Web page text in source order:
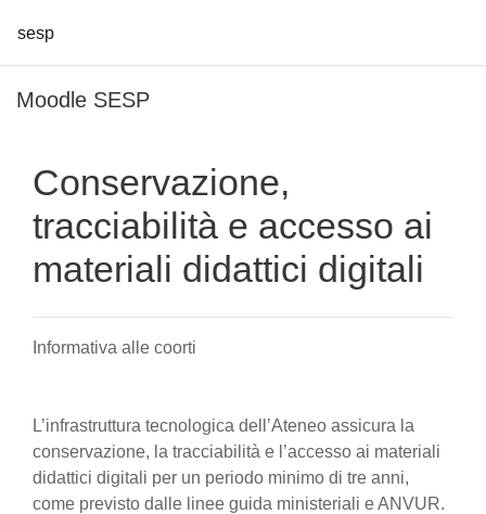
sesp
Moodle SESP
Conservazione,
tracciabilità e accesso ai
materiali didattici digitali
Informativa alle coorti
L’infrastruttura tecnologica dell’Ateneo assicura la
conservazione, la tracciabilità e l’accesso ai materiali
didattici digitali per un periodo minimo di tre anni,
come previsto dalle linee guida ministeriali e ANVUR.